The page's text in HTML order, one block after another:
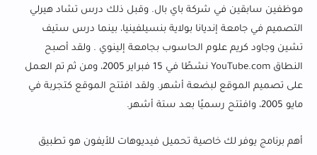
موظفين سابقين في شركة باي بال. وقبل ذلك درس تشاد هيرلي
التصميم في جامعة إنديانا بولاية بنسيلفينيا، بينما درس ستيف
تشين وجاود كريم علوم الحاسوب بجامعة إلينوي . ولقد أصبح
النطاق YouTube.com نشطًا في 15 فبراير 2005، ومن ثم تم العمل
على تصميم الموقع لبضعة أشهر. ولقد افتتح الموقع كتجربة في
مايو 2005، وافتتح رسميًا بعد ستة أشهر.
أهم برنامج يوفر لك خاصية تحميل فيديوهات للأيفون هو تطبيق